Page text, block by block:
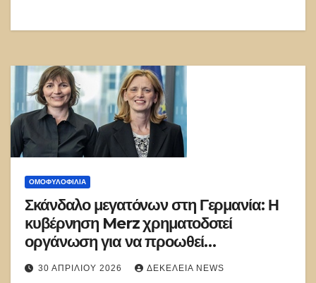
ΟΜΟΦΥΛΟΦΙΛΊΑ
Σκάνδαλο μεγατόνων στη Γερμανία: Η
κυβέρνηση Merz χρηματοδοτεί
οργάνωση για να προωθεί
ομοφυλόφιλη πορνογραφία στα
σχολεία
30 ΑΠΡΙΛΊΟΥ 2026 ΔΕΚΈΛΕΙΑ NEWS